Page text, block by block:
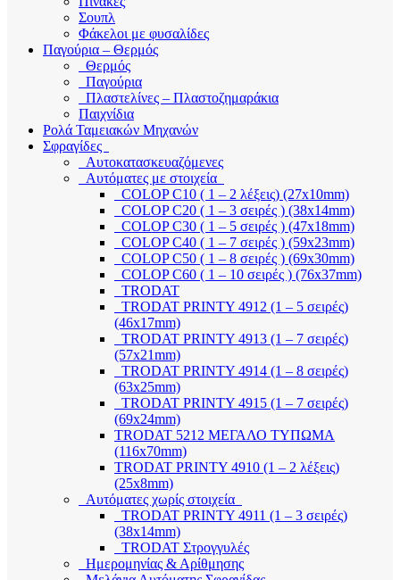
Σουπλ
Φάκελοι με φυσαλίδες
Παγούρια – Θερμός
Θερμός
Παγούρια
Πλαστελίνες – Πλαστοζημαράκια
Παιχνίδια
Ρολά Ταμειακών Μηχανών
Σφραγίδες
Αυτοκατασκευαζόμενες
Αυτόματες με στοιχεία
COLOP C10 ( 1 – 2 λέξεις) (27x10mm)
COLOP C20 ( 1 – 3 σειρές ) (38x14mm)
COLOP C30 ( 1 – 5 σειρές ) (47x18mm)
COLOP C40 ( 1 – 7 σειρές ) (59x23mm)
COLOP C50 ( 1 – 8 σειρές ) (69x30mm)
COLOP C60 ( 1 – 10 σειρές ) (76x37mm)
TRODAT
TRODAT PRINTY 4912 (1 – 5 σειρές)
(46x17mm)
TRODAT PRINTY 4913 (1 – 7 σειρές)
(57x21mm)
TRODAT PRINTY 4914 (1 – 8 σειρές)
(63x25mm)
TRODAT PRINTY 4915 (1 – 7 σειρές)
(69x24mm)
TRODAT 5212 ΜΕΓΑΛΟ ΤΥΠΩΜΑ
(116x70mm)
TRODAT PRINTY 4910 (1 – 2 λέξεις)
(25x8mm)
Αυτόματες χωρίς στοιχεία
TRODAT PRINTY 4911 (1 – 3 σειρές)
(38x14mm)
TRODAT Στρογγυλές
Ημερομηνίας & Αρίθμησης